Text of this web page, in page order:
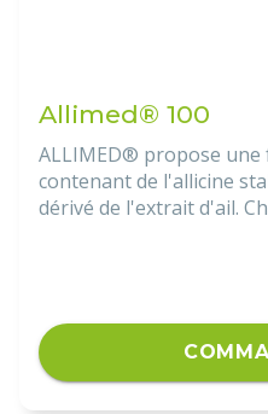
Allimed® 100
ALLIMED® propose
contenant de l'allicine
dérivé de l'extrait d'ail.